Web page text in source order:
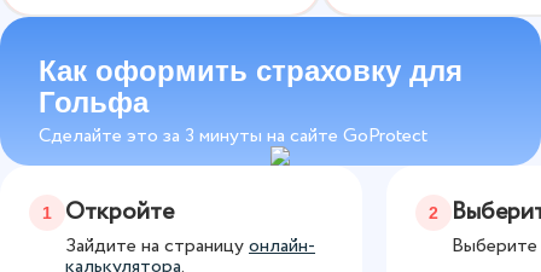
1 Откройте
Зайдите на страницуонлайн-
калькулятора.
2
Выберите
Как оформить страховку для
Гольфа
Сделайте это за 3 минуты на сайте GoProtect